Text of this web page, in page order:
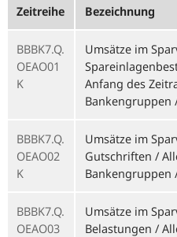
Zeitreihe Bezeichnung
BBBK7.Q.
OEAO01
K
Umsätze im
Anfang des
Bankengruppen
BBBK7.Q.
OEAO02
K
Umsätze im
Gutschriften /
Bankengruppen
BBBK7.Q.
OEAO03
Umsätze im
Belastungen /